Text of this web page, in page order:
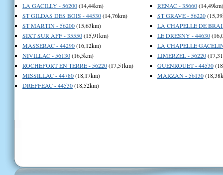
LA GACILLY - 56200(14,44km)
ST GILDAS DES BOIS - 44530(14,76km)
ST MARTIN - 56200(15,63km)
SIXT SUR AFF - 35550(15,91km)
MASSERAC - 44290(16,12km)
NIVILLAC - 56130(16,5km)
ROCHEFORT EN TERRE - 56220(17,51km)
MISSILLAC - 44780(18,17km)
DREFFEAC - 44530(18,52km)
RENAC - 35660(14,49km)
ST GRAVE - 56220
LA CHAPELLE DE
LE DRESNY - 44630
LA CHAPELLE
LIMERZEL - 56220
GUENROUET - 44530
MARZAN - 56130